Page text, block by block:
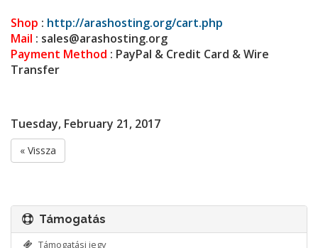
Shop : http://arashosting.org/cart.php
Mail : sales@arashosting.org
Payment Method : PayPal & Credit Card & Wire
Transfer
Tuesday, February 21, 2017
« Vissza
Támogatás
Támogatási jegy